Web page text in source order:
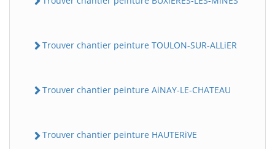
Trouver chantier peinture TOULON-SUR-ALLiER
Trouver chantier peinture AiNAY-LE-CHATEAU
Trouver chantier peinture HAUTERiVE